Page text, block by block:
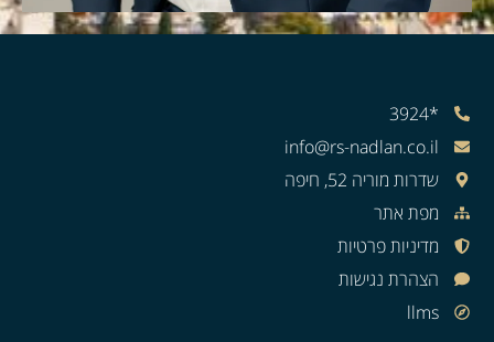
*3924
info@rs-nadlan.co.il
שדרות מוריה 52, חיפה
מפת אתר
מדיניות פרטיות
הצהרת נגישות
llms